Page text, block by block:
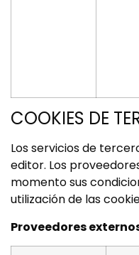
COOKIES DE
Los servicios de
editor. Los
momento sus
utilización de las
Proveedores